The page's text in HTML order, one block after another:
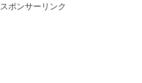
スポンサーリンク